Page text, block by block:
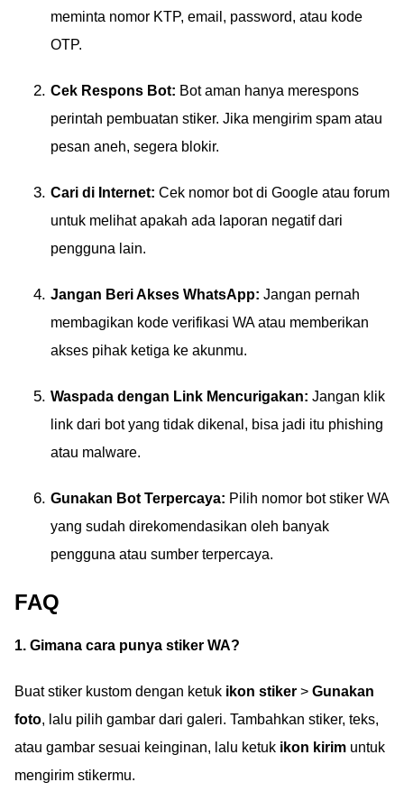
meminta nomor KTP, email, password, atau kode
OTP.
Cek Respons Bot: Bot aman hanya merespons
perintah pembuatan stiker. Jika mengirim spam atau
pesan aneh, segera blokir.
Cari di Internet: Cek nomor bot di Google atau forum
untuk melihat apakah ada laporan negatif dari
pengguna lain.
Jangan Beri Akses WhatsApp: Jangan pernah
membagikan kode verifikasi WA atau memberikan
akses pihak ketiga ke akunmu.
Waspada dengan Link Mencurigakan: Jangan klik
link dari bot yang tidak dikenal, bisa jadi itu phishing
atau malware.
Gunakan Bot Terpercaya: Pilih nomor bot stiker WA
yang sudah direkomendasikan oleh banyak
pengguna atau sumber terpercaya.
FAQ
1. Gimana cara punya stiker WA?
Buat stiker kustom dengan ketuk ikon stiker > Gunakan
foto, lalu pilih gambar dari galeri. Tambahkan stiker, teks,
atau gambar sesuai keinginan, lalu ketuk ikon kirim untuk
mengirim stikermu.